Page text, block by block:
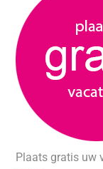
Plaats gratis uw